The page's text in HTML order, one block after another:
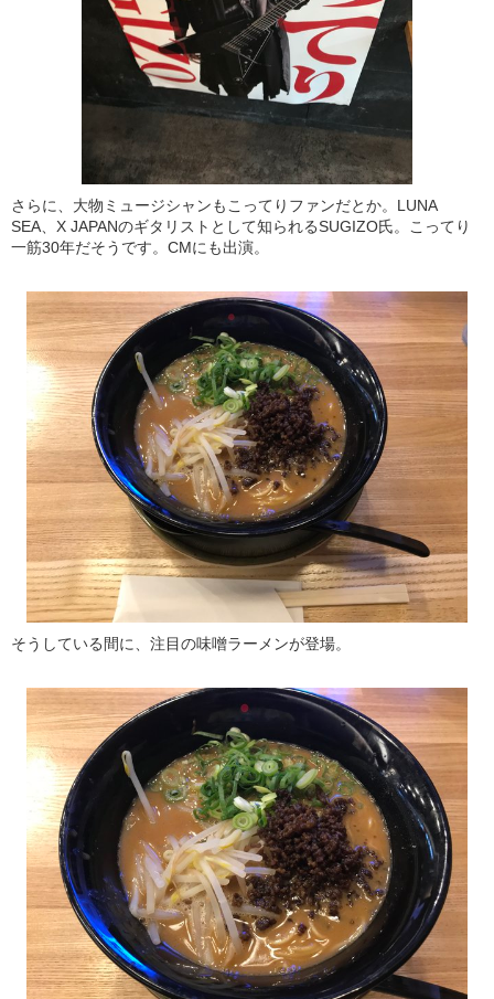
さらに、大物ミュージシャンもこってりファンだとか。LUNA
SEA、X JAPANのギタリストとして知られるSUGIZO氏。こってり
一筋30年だそうです。CMにも出演。
そうしている間に、注目の味噌ラーメンが登場。